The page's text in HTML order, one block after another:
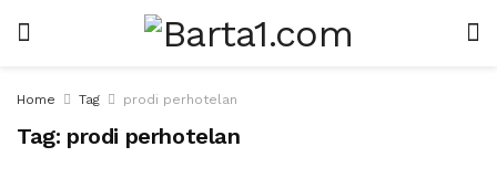
Home Tag prodi perhotelan
Tag: prodi perhotelan